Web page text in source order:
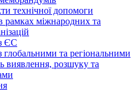
технічної допомоги
рамках міжнародних та
ЄС
глобальними та регіональними
виявлення, розшуку та